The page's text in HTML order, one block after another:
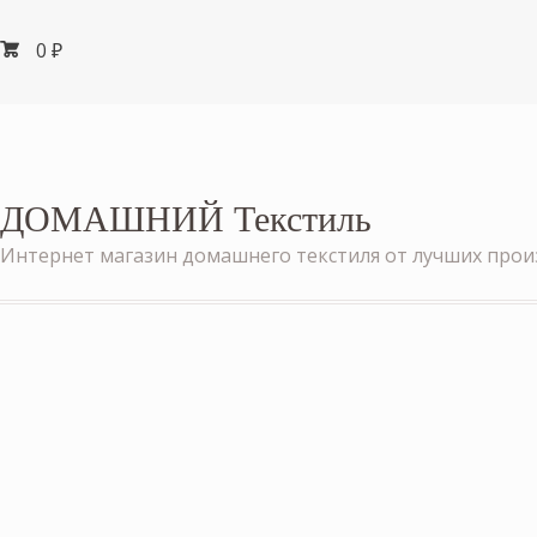
0 ₽
ДОМАШНИЙ Текстиль
Интернет магазин домашнего текстиля от лучших